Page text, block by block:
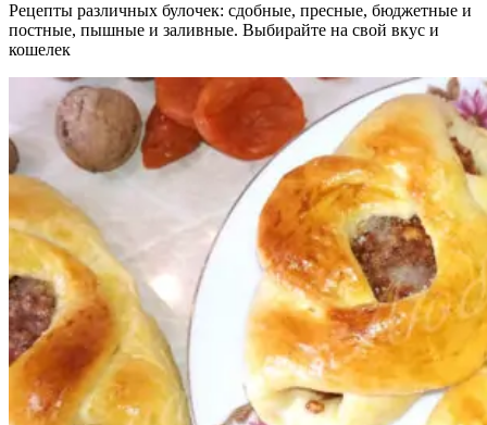
Рецепты различных булочек: сдобные, пресные, бюджетные и
постные, пышные и заливные. Выбирайте на свой вкус и
кошелек